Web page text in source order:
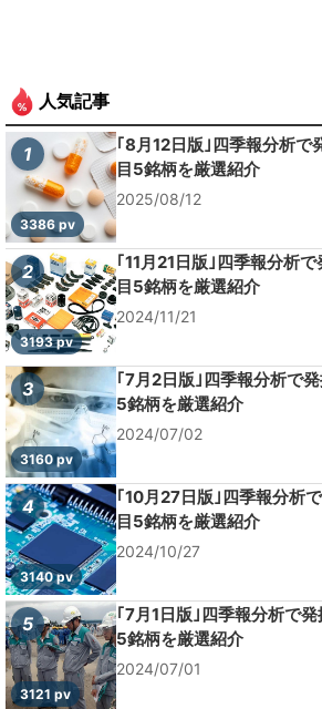
人気記事
1
3386 pv
｢8月12日版｣四季報分析で
目5銘柄を厳選紹介
2025/08/12
2
3193 pv
｢11月21日版｣四季報分析
目5銘柄を厳選紹介
2024/11/21
3
3160 pv
｢7月2日版｣四季報分析で
5銘柄を厳選紹介
2024/07/02
4
3140 pv
｢10月27日版｣四季報分析
目5銘柄を厳選紹介
2024/10/27
5
3121 pv
｢7月1日版｣四季報分析で
5銘柄を厳選紹介
2024/07/01